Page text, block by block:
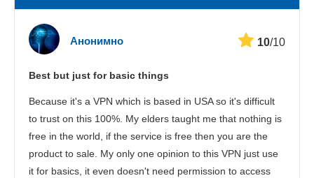
Сигурност
Потребителска поддръжка
Анонимно 10/10
Best but just for basic things
Because it's a VPN which is based in USA so it's difficult
to trust on this 100%. My elders taught me that nothing is
free in the world, if the service is free then you are the
product to sale. My only one opinion to this VPN just use
it for basics, it even doesn't need permission to access